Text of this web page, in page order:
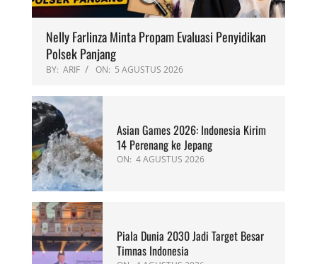
Nelly Farlinza Minta Propam Evaluasi Penyidikan
Polsek Panjang
BY: ARIF ON: 5 AGUSTUS 2026
Asian Games 2026: Indonesia Kirim
14 Perenang ke Jepang
ON: 4 AGUSTUS 2026
Piala Dunia 2030 Jadi Target Besar
Timnas Indonesia